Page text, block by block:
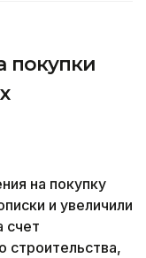
покупки
на покупку
и увеличили
счет
строительства,